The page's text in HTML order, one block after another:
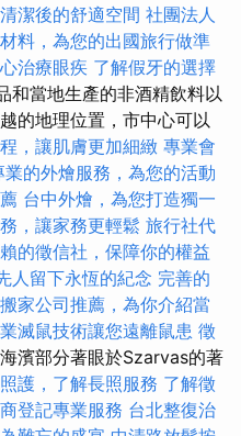
潔後的舒適空間 社團法人
料，為您的出國旅行做準
治療眼疾 了解假牙的選擇
和當地生產的非酒精飲料以
的地理位置，市中心可以
，讓肌膚更加細緻 專業會
業的外燴服務，為您的活動
台中外燴，為您打造獨一
，讓家務更輕鬆 旅行社代
的徵信社，保障你的權益
人留下永恆的紀念 完善的
家公司推薦，為你介紹當
滅鼠技術讓您遠離鼠患 徵
海濱部分著眼於Szarvas的著
護，了解長照服務 了解徵
登記專業服務 台北整復治